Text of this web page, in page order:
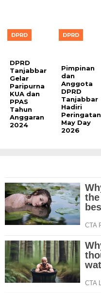
DPRD
DPRD
Tanjabbar
Gelar
Paripurna
KUA dan
PPAS
Tahun
Anggaran
2024
DPRD
Pimpinan
dan
Anggota
DPRD
Tanjabbar
Hadiri
Peringatan
May Day
2026